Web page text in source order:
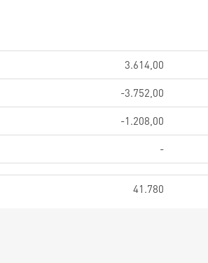
3.614,00
-3.752,00
-1.208,00
-
41.780